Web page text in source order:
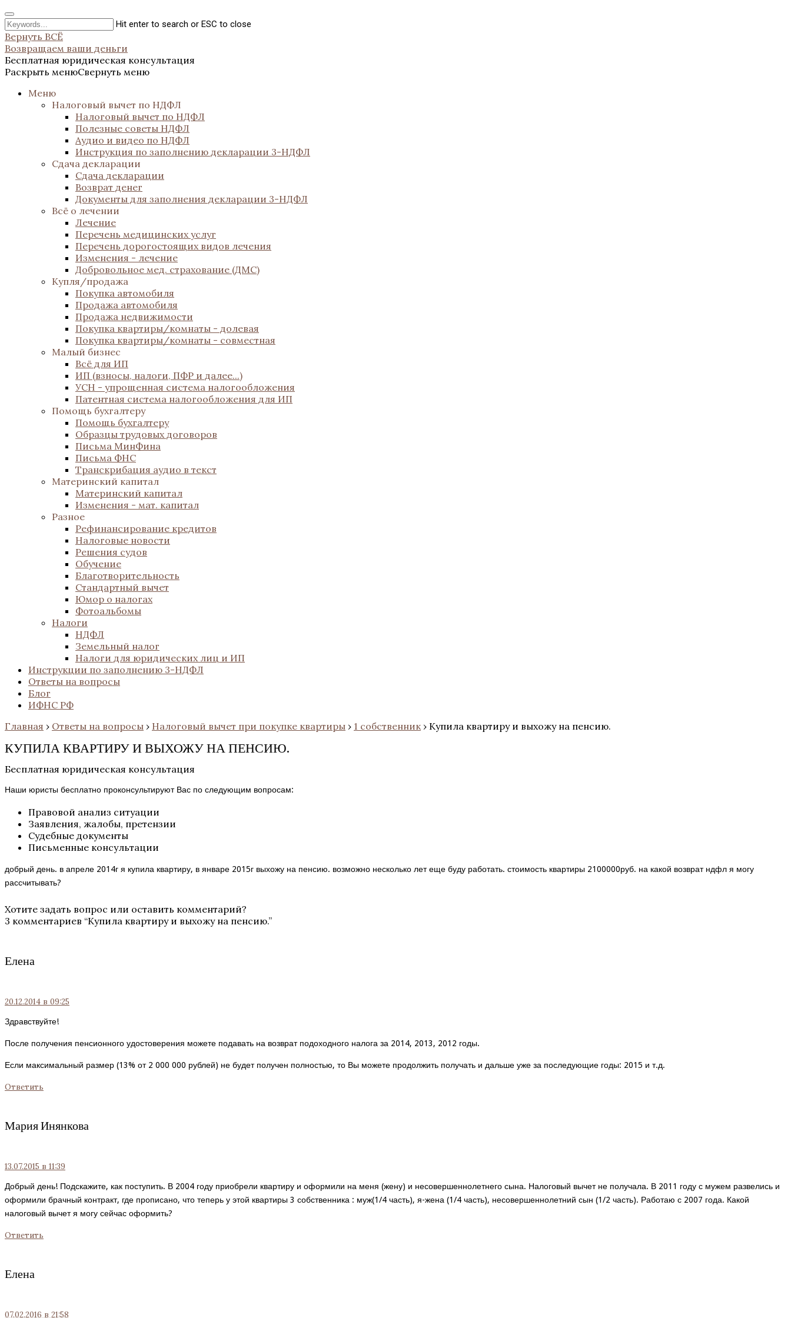
Hit enter to search or ESC to close
Вернуть ВСЁ
Возвращаем ваши деньги
Бесплатная юридическая консультация
Раскрыть менюСвернуть меню
Меню
Налоговый вычет по НДФЛ
Налоговый вычет по НДФЛ
Полезные советы НДФЛ
Аудио и видео по НДФЛ
Инструкция по заполнению декларации 3-НДФЛ
Сдача декларации
Сдача декларации
Возврат денег
Документы для заполнения декларации 3-НДФЛ
Всё о лечении
Лечение
Перечень медицинских услуг
Перечень дорогостоящих видов лечения
Изменения - лечение
Добровольное мед. страхование (ДМС)
Купля/продажа
Покупка автомобиля
Продажа автомобиля
Продажа недвижимости
Покупка квартиры/комнаты - долевая
Покупка квартиры/комнаты - совместная
Малый бизнес
Всё для ИП
ИП (взносы, налоги, ПФР и далее...)
УСН - упрощенная система налогообложения
Патентная система налогообложения для ИП
Помощь бухгалтеру
Помощь бухгалтеру
Образцы трудовых договоров
Письма МинФина
Письма ФНС
Транскрибация аудио в текст
Материнский капитал
Материнский капитал
Изменения - мат. капитал
Разное
Рефинансирование кредитов
Налоговые новости
Решения судов
Обучение
Благотворительность
Стандартный вычет
Юмор о налогах
Фотоальбомы
Налоги
НДФЛ
Земельный налог
Налоги для юридических лиц и ИП
Инструкции по заполнению 3-НДФЛ
Ответы на вопросы
Блог
ИФНС РФ
Главная › Ответы на вопросы › Налоговый вычет при покупке квартиры › 1 собственник › Купила квартиру и выхожу на пенсию.
КУПИЛА КВАРТИРУ И ВЫХОЖУ НА ПЕНСИЮ.
Бесплатная юридическая консультация
Наши юристы бесплатно проконсультируют Вас по следующим вопросам:
Правовой анализ ситуации
Заявления, жалобы, претензии
Судебные документы
Письменные консультации
добрый день. в апреле 2014г я купила квартиру, в январе 2015г выхожу на пенсию. возможно несколько лет еще буду работать. стоимость квартиры 2100000руб. на какой возврат ндфл я могу
рассчитывать?
Хотите задать вопрос или оставить комментарий?
3 комментариев “Купила квартиру и выхожу на пенсию.”
Елена
20.12.2014 в 09:25
Здравствуйте!
После получения пенсионного удостоверения можете подавать на возврат подоходного налога за 2014, 2013, 2012 годы.
Если максимальный размер (13% от 2 000 000 рублей) не будет получен полностью, то Вы можете продолжить получать и дальше уже за последующие годы: 2015 и т.д.
Ответить
Мария Инянкова
13.07.2015 в 11:39
Добрый день! Подскажите, как поступить. В 2004 году приобрели квартиру и оформили на меня (жену) и несовершеннолетнего сына. Налоговый вычет не получала. В 2011 году с мужем развелись и
оформили брачный контракт, где прописано, что теперь у этой квартиры 3 собственника : муж(1/4 часть), я-жена (1/4 часть), несовершеннолетний сын (1/2 часть). Работаю с 2007 года. Какой
налоговый вычет я могу сейчас оформить?
Ответить
Елена
07.02.2016 в 21:58